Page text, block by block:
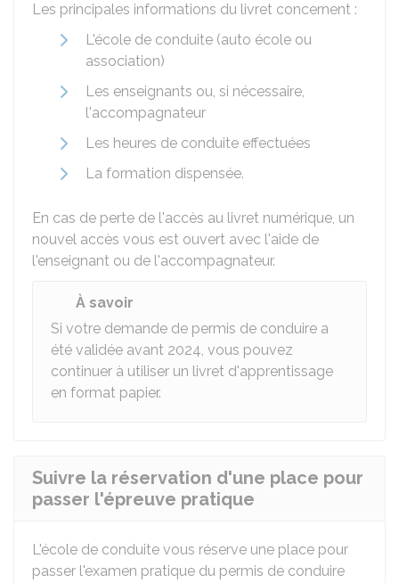
Les principales informations du livret concernent :
L'école de conduite (auto école ou
association)
Les enseignants ou, si nécessaire,
l'accompagnateur
Les heures de conduite effectuées
La formation dispensée.
En cas de perte de l'accès au livret numérique, un
nouvel accès vous est ouvert avec l'aide de
l'enseignant ou de l'accompagnateur.
À savoir
Si votre demande de permis de conduire a
été validée avant 2024, vous pouvez
continuer à utiliser un livret d'apprentissage
en format papier.
Suivre la réservation d'une place pour
passer l'épreuve pratique
L'école de conduite vous réserve une place pour
passer l'examen pratique du permis de conduire